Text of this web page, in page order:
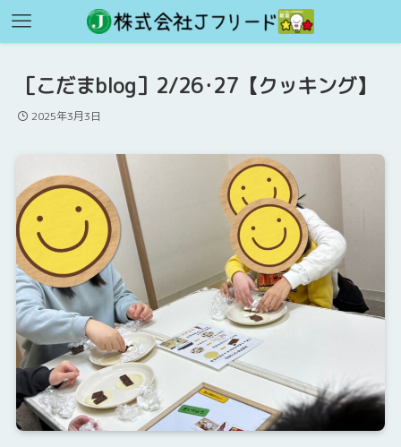
［こだまblog］2/26･27【クッキング】
2025年3月3日